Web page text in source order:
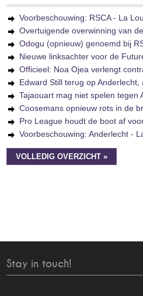
Voorbeschouwing: RSCA - La
Overtuigende overwinning van
Odogu (opnieuw) genoemd bij
Nieuwe linksachter voor de
Officieel: Noa Ojea verlengt
Edward Still terug op
Tajaouart mag niet spelen tegen
Coosemans opnieuw rots in de
Pro League houdt de boot af
Voorbeschouwing: Anderlecht -
VOLLEDIG OVERZICHT »
Stay in touch!